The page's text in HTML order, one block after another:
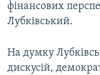
фінансових
Лубківський.
На думку
дискусій,